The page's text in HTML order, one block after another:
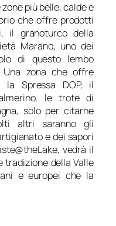
più belle, calde e
che offre prodotti
il granoturco della
Marano, uno dei
di questo lembo
Una zona che offre
Spressa DOP, il
le trote di
solo per citarne
altri saranno gli
e dei sapori
vedrà il
della Valle
e europei che la